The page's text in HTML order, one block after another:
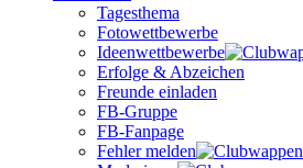
Tagesthema
Fotowettbewerbe
Ideenwettbewerbe
Erfolge & Abzeichen
Freunde einladen
FB-Gruppe
FB-Fanpage
Fehler melden